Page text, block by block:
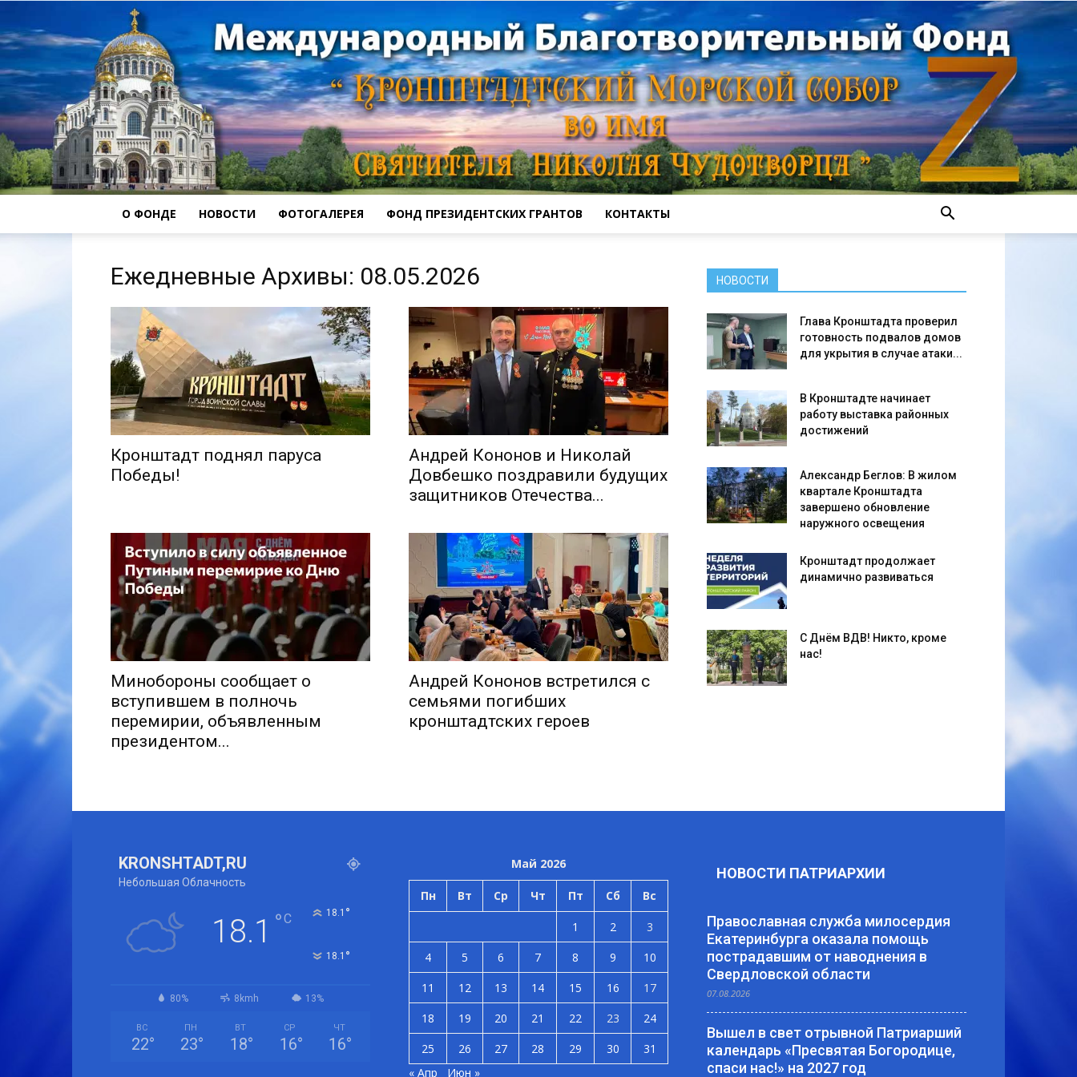
Морской
собор
О ФОНДЕ НОВОСТИ ФОТОГАЛЕРЕЯ ФОНД ПРЕЗИДЕНТСКИХ ГРАНТОВ КОНТАКТЫ
Ежедневные Архивы: 08.05.2026
Кронштадт поднял паруса
Победы!
Андрей Кононов и Николай
Довбешко поздравили будущих
защитников Отечества...
Минобороны сообщает о
вступившем в полночь
перемирии, объявленным
президентом...
Андрей Кононов встретился с
семьями погибших
кронштадтских героев
НОВОСТИ
Глава Кронштадта проверил
готовность подвалов домов
для укрытия в случае атаки...
В Кронштадте начинает
работу выставка районных
достижений
Александр Беглов: В жилом
квартале Кронштадта
завершено обновление
наружного освещения
Кронштадт продолжает
динамично развиваться
С Днём ВДВ! Никто, кроме
нас!
KRONSHTADT,RU
Небольшая Облачность
18.1 °C 18.1 °
18.1 °
80% 8kmh 13%
ВС
22°
ПН
23°
ВТ
18°
СР
16°
ЧТ
16°
Май 2026
Пн Вт Ср Чт Пт Сб Вс
1 2
3
4
5 6 7 8 9
10
11
12 13 14 15 16
17
18
19 20 21 22 23
24
25
26 27 28 29 30
31
« Апр
Июн »
НОВОСТИ ПАТРИАРХИИ
Православная служба милосердия
Екатеринбурга оказала помощь
пострадавшим от наводнения в
Свердловской области
07.08.2026
Вышел в свет отрывной Патриарший
календарь «Пресвятая Богородице,
спаси нас!» на 2027 год